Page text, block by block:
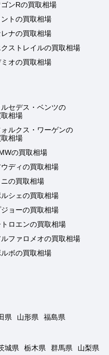
ゴンRの買取相場
ントの買取相場
レナの買取相場
クストレイルの買取相場
オの買取相場
ルセデス・ベンツの
取相場
ォルクス・ワーゲンの
取相場
の買取相場
ウディの買取相場
ニの買取相場
ルシェの買取相場
ジョーの買取相場
トロエンの買取相場
ルファロメオの買取相場
ルボの買取相場
県 山形県
福島県
城県 栃木県 群馬県
山梨県